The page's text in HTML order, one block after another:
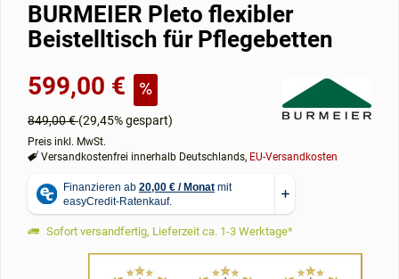
BURMEIER Pleto flexibler
Beistelltisch für Pflegebetten
599,00 €
849,00 €(29,45% gespart)
Preis inkl. MwSt.
Versandkostenfrei innerhalb Deutschlands, EU-Versandkosten
Sofort versandfertig, Lieferzeit ca. 1-3 Werktage*